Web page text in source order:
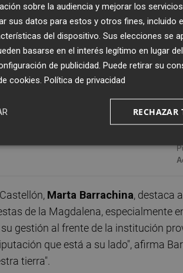
Marta Barrachina, destaca
de la Magdalena, especialmente
gestión al frente de la institución
que está a su lado", afirma
tierra".
sobre la audiencia y mejorar los servicios.
sus datos para estos y otros fines, incluido
del dispositivo. Sus elecciones se
basarse en el interés legítimo en lugar
de publicidad . Puede retirar su
cookies Política de privacidad
RECHAZAR